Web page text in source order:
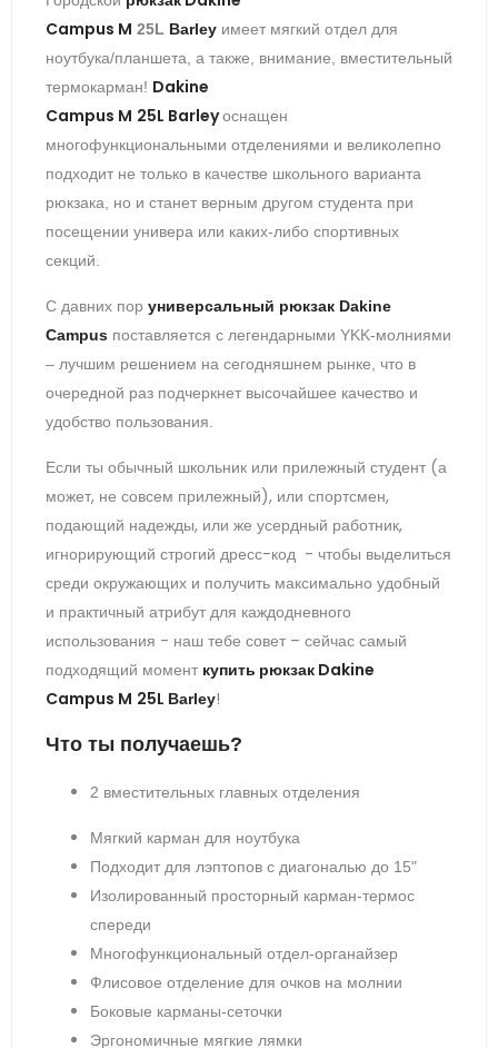
Campus M 25L Barley имеет мягкий отдел для
ноутбука/планшета, а также, внимание, вместительный
термокарман! Dakine
Campus M 25L Barleyоснащен
многофункциональными отделениями и великолепно
подходит не только в качестве школьного варианта
рюкзака, но и станет верным другом студента при
посещении универа или каких-либо спортивных
секций.
С давних пор универсальный рюкзак Dakine
Campus поставляется с легендарными YKK-молниями
– лучшим решением на сегодняшнем рынке, что в
очередной раз подчеркнет высочайшее качество и
удобство пользования.
Если ты обычный школьник или прилежный студент (а
может, не совсем прилежный), или спортсмен,
подающий надежды, или же усердный работник,
игнорирующий строгий дресс-код - чтобы выделиться
среди окружающих и получить максимально удобный
и практичный атрибут для каждодневного
использования - наш тебе совет – сейчас самый
подходящий момент купить рюкзак Dakine
Campus M 25L Barley!
Что ты получаешь?
2 вместительных главных отделения
Мягкий карман для ноутбука
Подходит для лэптопов с диагональю до 15"
Изолированный просторный карман-термос
спереди
Многофункциональный отдел-органайзер
Флисовое отделение для очков на молнии
Боковые карманы-сеточки
Эргономичные мягкие лямки